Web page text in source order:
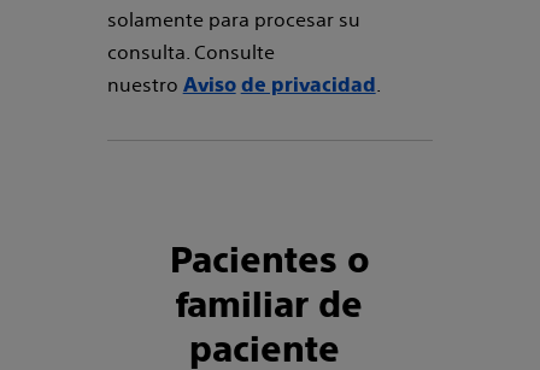
solamente para procesar su
consulta. Consulte
nuestro Aviso de privacidad.
Pacientes o
familiar de
paciente